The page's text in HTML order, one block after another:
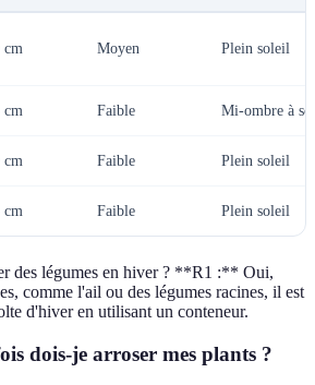
cm Moyen Plein soleil
cm Faible Mi-ombre à
cm Faible Plein soleil
cm Faible Plein soleil
des légumes en hiver ? **R1 :** Oui,
comme l'ail ou des légumes racines, il est
d'hiver en utilisant un conteneur.
dois-je arroser mes plants ?